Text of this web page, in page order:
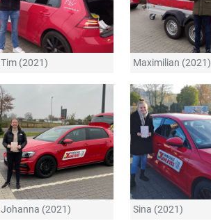
Tim (2021) Maximilian (2021)
Johanna (2021) Sina (2021)